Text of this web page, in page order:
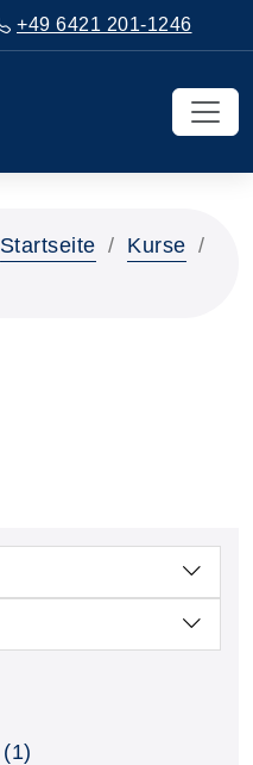
+49 6421 201-1246
Startseite
Kurse
(1)